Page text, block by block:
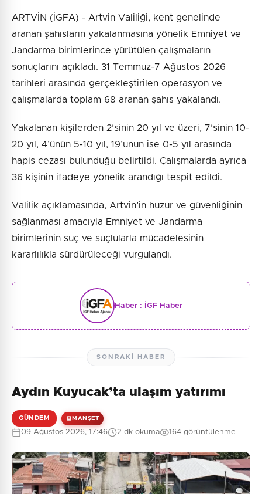
ARTVİN (İGFA) - Artvin Valiliği, kent genelinde
aranan şahısların yakalanmasına yönelik Emniyet ve
Jandarma birimlerince yürütülen çalışmaların
sonuçlarını açıkladı. 31 Temmuz-7 Ağustos 2026
tarihleri arasında gerçekleştirilen operasyon ve
çalışmalarda toplam 68 aranan şahıs yakalandı.
Yakalanan kişilerden 2’sinin 20 yıl ve üzeri, 7’sinin 10-
20 yıl, 4’ünün 5-10 yıl, 19’unun ise 0-5 yıl arasında
hapis cezası bulunduğu belirtildi. Çalışmalarda ayrıca
36 kişinin ifadeye yönelik arandığı tespit edildi.
Valilik açıklamasında, Artvin’in huzur ve güvenliğinin
sağlanması amacıyla Emniyet ve Jandarma
birimlerinin suç ve suçlularla mücadelesinin
kararlılıkla sürdürüleceği vurgulandı.
Haber : İGF Haber
SONRAKI HABER
Aydın Kuyucak’ta ulaşım yatırımı
GÜNDEM MANŞET
09 Ağustos 2026, 17:46 2 dk okuma 164 görüntülenme